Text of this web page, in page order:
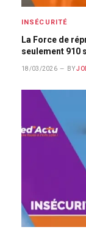
INSÉCURITÉ
La Force de
seulement 910
18/03/2026 BY